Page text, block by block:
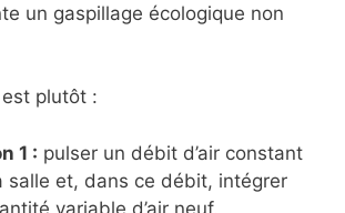
un gaspillage écologique non
plutôt :
1 : pulser un débit d’air constant
salle et, dans ce débit, intégrer
variable d’air neuf.